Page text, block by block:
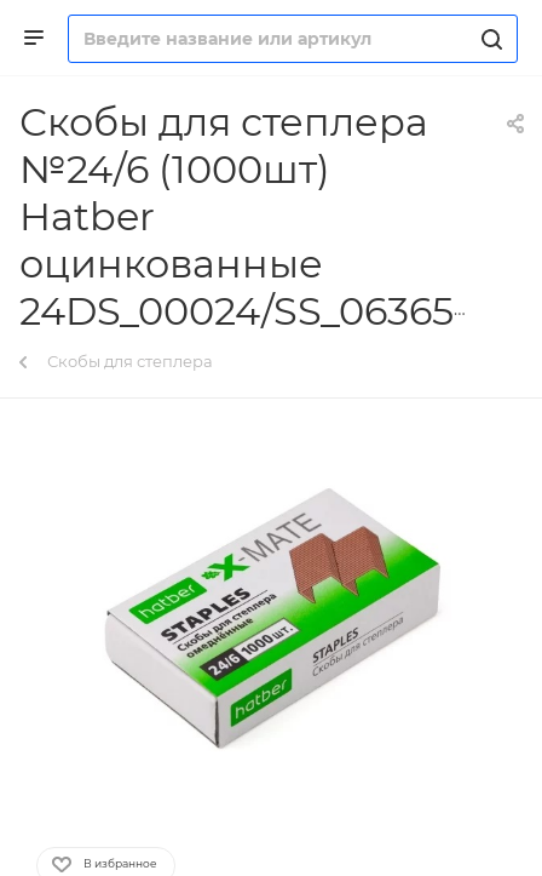
Скобы для степлера
№24/6 (1000шт)
Hatber
оцинкованные
24DS_00024/SS_063651
Скобы для степлера
В избранное